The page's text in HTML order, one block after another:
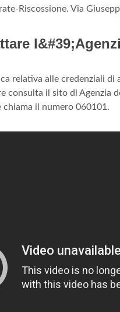
Riscossione. Via
relativa alle credenziali
consulta il sito di Agenzia
chiama il numero 060101.